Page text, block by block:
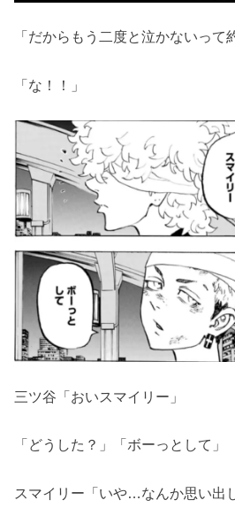
「だからもう二度と泣かないって
「な！！」
三ツ谷「おいスマイリー」
「どうした？」「ボーっとして」
スマイリー「いや…なんか思い出